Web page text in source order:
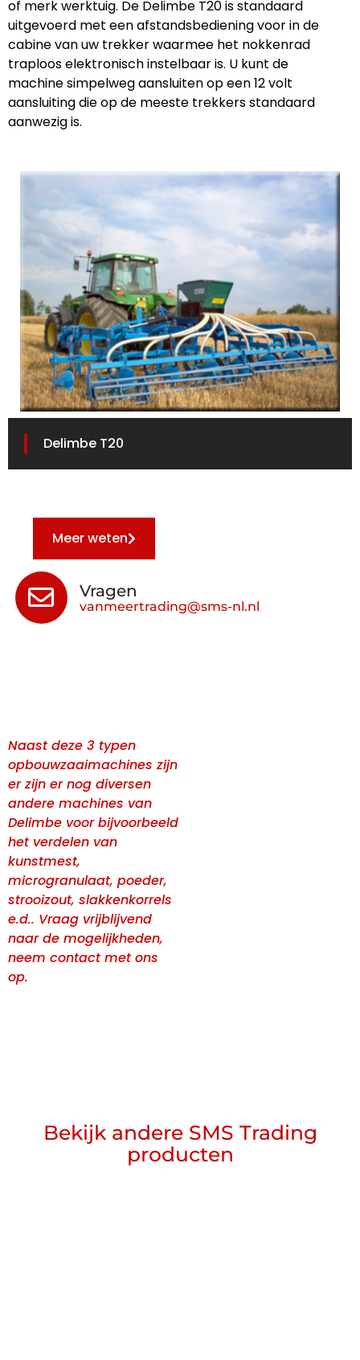
of merk werktuig. De Delimbe T20 is standaard
uitgevoerd met een afstandsbediening voor in de
cabine van uw trekker waarmee het nokkenrad
traploos elektronisch instelbaar is. U kunt de
machine simpelweg aansluiten op een 12 volt
aansluiting die op de meeste trekkers standaard
aanwezig is.
Delimbe T20
Meer weten
Vragen
vanmeertrading@sms-nl.nl
Naast deze 3 typen
opbouwzaaimachines zijn
er zijn er nog diversen
andere machines van
Delimbe voor bijvoorbeeld
het verdelen van
kunstmest,
microgranulaat, poeder,
strooizout, slakkenkorrels
e.d.. Vraag vrijblijvend
naar de mogelijkheden,
neem contactmet ons
op.
Bekijk andere SMS Trading
producten